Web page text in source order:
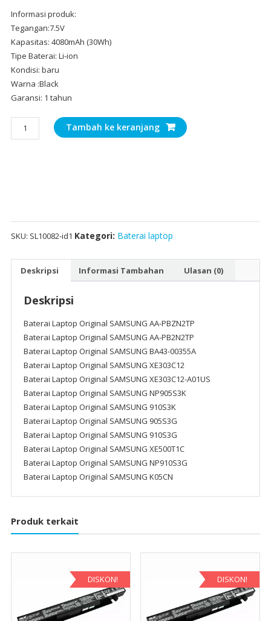
Informasi produk:
Tegangan:7.5V
Kapasitas: 4080mAh (30Wh)
Tipe Baterai: Li-ion
Kondisi: baru
Warna :Black
Garansi: 1 tahun
Kuantitas
Baterai
Tambah ke keranjang
SKU: SL10082-id1 Kategori: Baterai laptop
Deskripsi Informasi Tambahan Ulasan (0)
Deskripsi
Baterai Laptop Original SAMSUNG AA-PBZN2TP
Baterai Laptop Original SAMSUNG AA-PB2N2TP
Baterai Laptop Original SAMSUNG BA43-00355A
Baterai Laptop Original SAMSUNG XE303C12
Baterai Laptop Original SAMSUNG XE303C12-A01US
Baterai Laptop Original SAMSUNG NP905S3K
Baterai Laptop Original SAMSUNG 910S3K
Baterai Laptop Original SAMSUNG 905S3G
Baterai Laptop Original SAMSUNG 910S3G
Baterai Laptop Original SAMSUNG XE500T1C
Baterai Laptop Original SAMSUNG NP910S3G
Baterai Laptop Original SAMSUNG K05CN
Produk terkait
DISKON! DISKON!